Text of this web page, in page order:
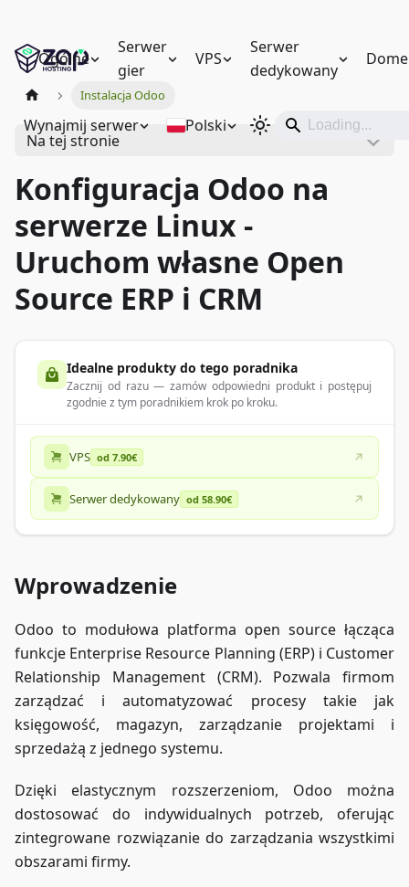
Ogólne
Serwer
gier
VPS
Serwer
dedykowany
Wynajmij serwer Polski
Instalacja Odoo
Na tej stronie
Konfiguracja Odoo na
serwerze Linux -
Uruchom własne Open
Source ERP i CRM
Idealne produkty do tego poradnika
Zacznij od razu — zamów odpowiedni produkt i postępuj
zgodnie z tym poradnikiem krok po kroku.
VPS od 7.90€
Serwer dedykowany od 58.90€
Wprowadzenie
Odoo to modułowa platforma open source łącząca
funkcje Enterprise Resource Planning (ERP) i Customer
Relationship Management (CRM). Pozwala firmom
zarządzać i automatyzować procesy takie jak
księgowość, magazyn, zarządzanie projektami i
sprzedażą z jednego systemu.
Dzięki elastycznym rozszerzeniom, Odoo można
dostosować do indywidualnych potrzeb, oferując
zintegrowane rozwiązanie do zarządzania wszystkimi
obszarami firmy.